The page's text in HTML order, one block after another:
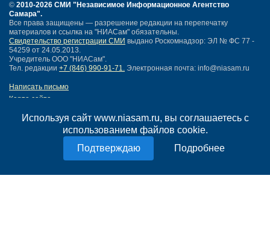
Используя сайт www.niasam.ru, вы соглашаетесь с
использованием файлов cookie.
Подробнее
© 2010-2026 СМИ "Независимое Информационное Агентство
Самара".
Все права защищены — разрешение редакции на перепечатку
материалов и ссылка на "НИАСам" обязательны.
Свидетельство регистрации СМИ выдано Роскомнадзор: ЭЛ № ФС 77 -
54259 от 24.05.2013.
Учредитель ООО "НИАСам".
Тел. редакции +7 (846) 990-91-71. Электронная почта: info@niasam.ru
Написать письмо
Карта сайта
Политика конфиденциальности
Согласие на обработку персональных данных